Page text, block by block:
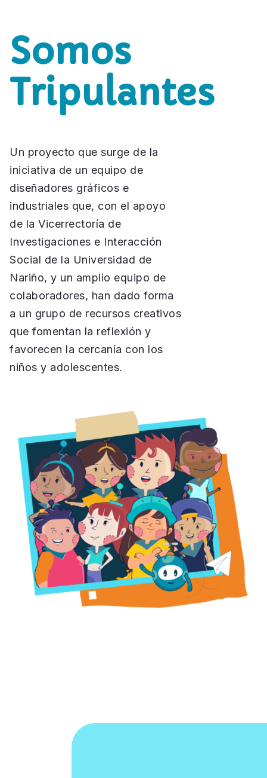
Somos
Tripulantes
Un proyecto que surge de la
iniciativa de un equipo de
diseñadores gráficos e
industriales que, con el apoyo
de la Vicerrectoría de
Investigaciones e Interacción
Social de la Universidad de
Nariño, y un amplio equipo de
colaboradores, han dado forma
a un grupo de recursos creativos
que fomentan la reflexión y
favorecen la cercanía con los
niños y adolescentes.